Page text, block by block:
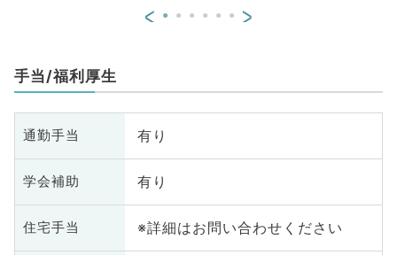
< >
手当/福利厚生
通勤手当 有り
学会補助 有り
住宅手当 ※詳細はお問い合わせください